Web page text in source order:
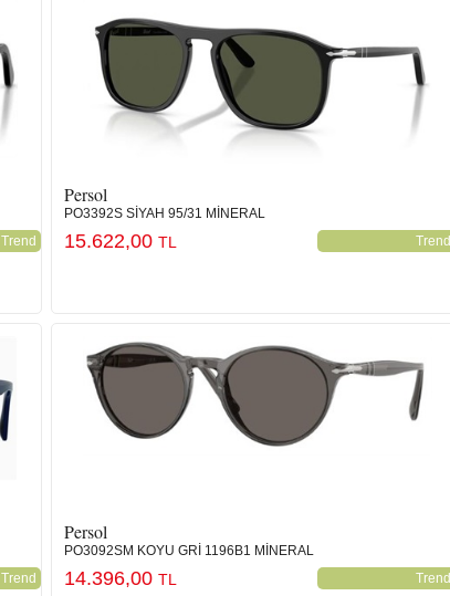
Trend
Persol
PO3392S SİYAH 95/31 MİNERAL
Trend
15.622,00 TL
Trend
Persol
PO3092SM KOYU GRİ 1196B1 MİNERAL
Trend
14.396,00 TL